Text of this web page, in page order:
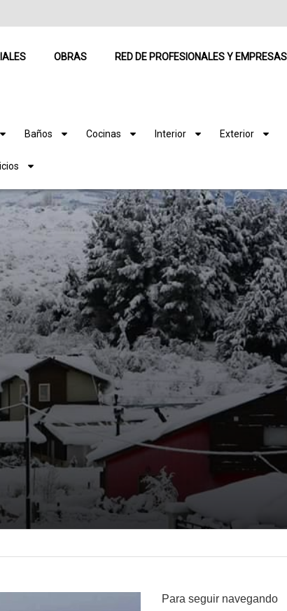
OBRAS RED DE PROFESIONALES Y EMPRESAS
Baños Cocinas Interior Exterior
Para seguir navegando